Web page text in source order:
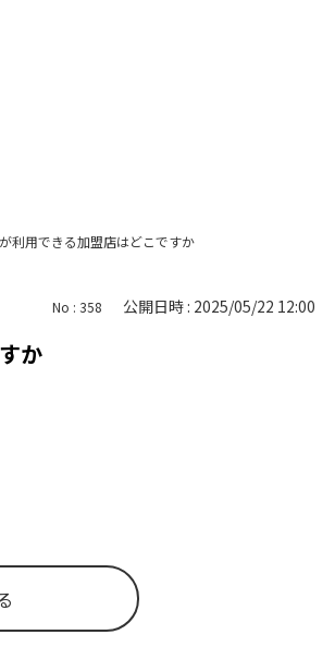
利用できる加盟店はどこですか
No : 358 公開日時 : 2025/05/22 12:00
か